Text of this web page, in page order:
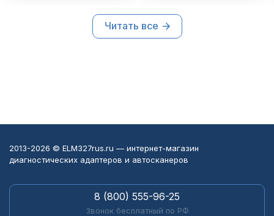
справляется со всеми
под нужный диаметр.
Материал прочный,
держит нагрузку
Читать все
2013-2026 © ELM327rus.ru — интернет-магазин
диагностических адаптеров и автосканеров
8 (800) 555-96-25
Звонок бесплатный по РФ